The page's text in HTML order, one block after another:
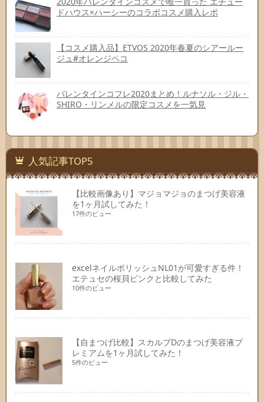
ドハウス×ハーシーのコラボコスメ購入レポ
【コスメ購入品】ETVOS 2020年春夏のシアールー
ジュ#オレンジペコ
バレンタインコフレ2020まとめ！ルナソル・ジル・
SHIRO・リンメルの限定コスメを一気見
人気記事TOP5
【比較画像あり】マジョマジョのまつげ美容液
を1ヶ月試してみた！
17件のビュー
excelネイルポリッシュNL01が可愛すぎる件！
エテュセの桜貝ピンクと比較してみた
10件のビュー
【自まつげ比較】スカルプDのまつげ美容液プ
レミアムを1ヶ月試してみた！
5件のビュー